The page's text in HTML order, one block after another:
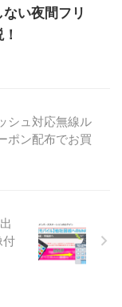
い夜間フリ
シュ対応無線ル
ポン配布でお買
付